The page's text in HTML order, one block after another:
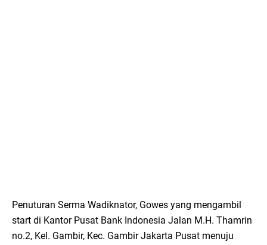
Penuturan Serma Wadiknator, Gowes yang mengambil
start di Kantor Pusat Bank Indonesia Jalan M.H. Thamrin
no.2, Kel. Gambir, Kec. Gambir Jakarta Pusat menuju